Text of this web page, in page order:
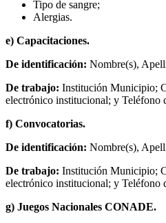
Tipo de sangre;
Alergias.
e) Capacitaciones.
De identificación: Nombre(s),
De trabajo: Institución Municipio;
electrónico institucional; y Teléfono
f) Convocatorias.
De identificación: Nombre(s),
De trabajo: Institución Municipio;
electrónico institucional; y Teléfono
g) Juegos Nacionales CONADE.